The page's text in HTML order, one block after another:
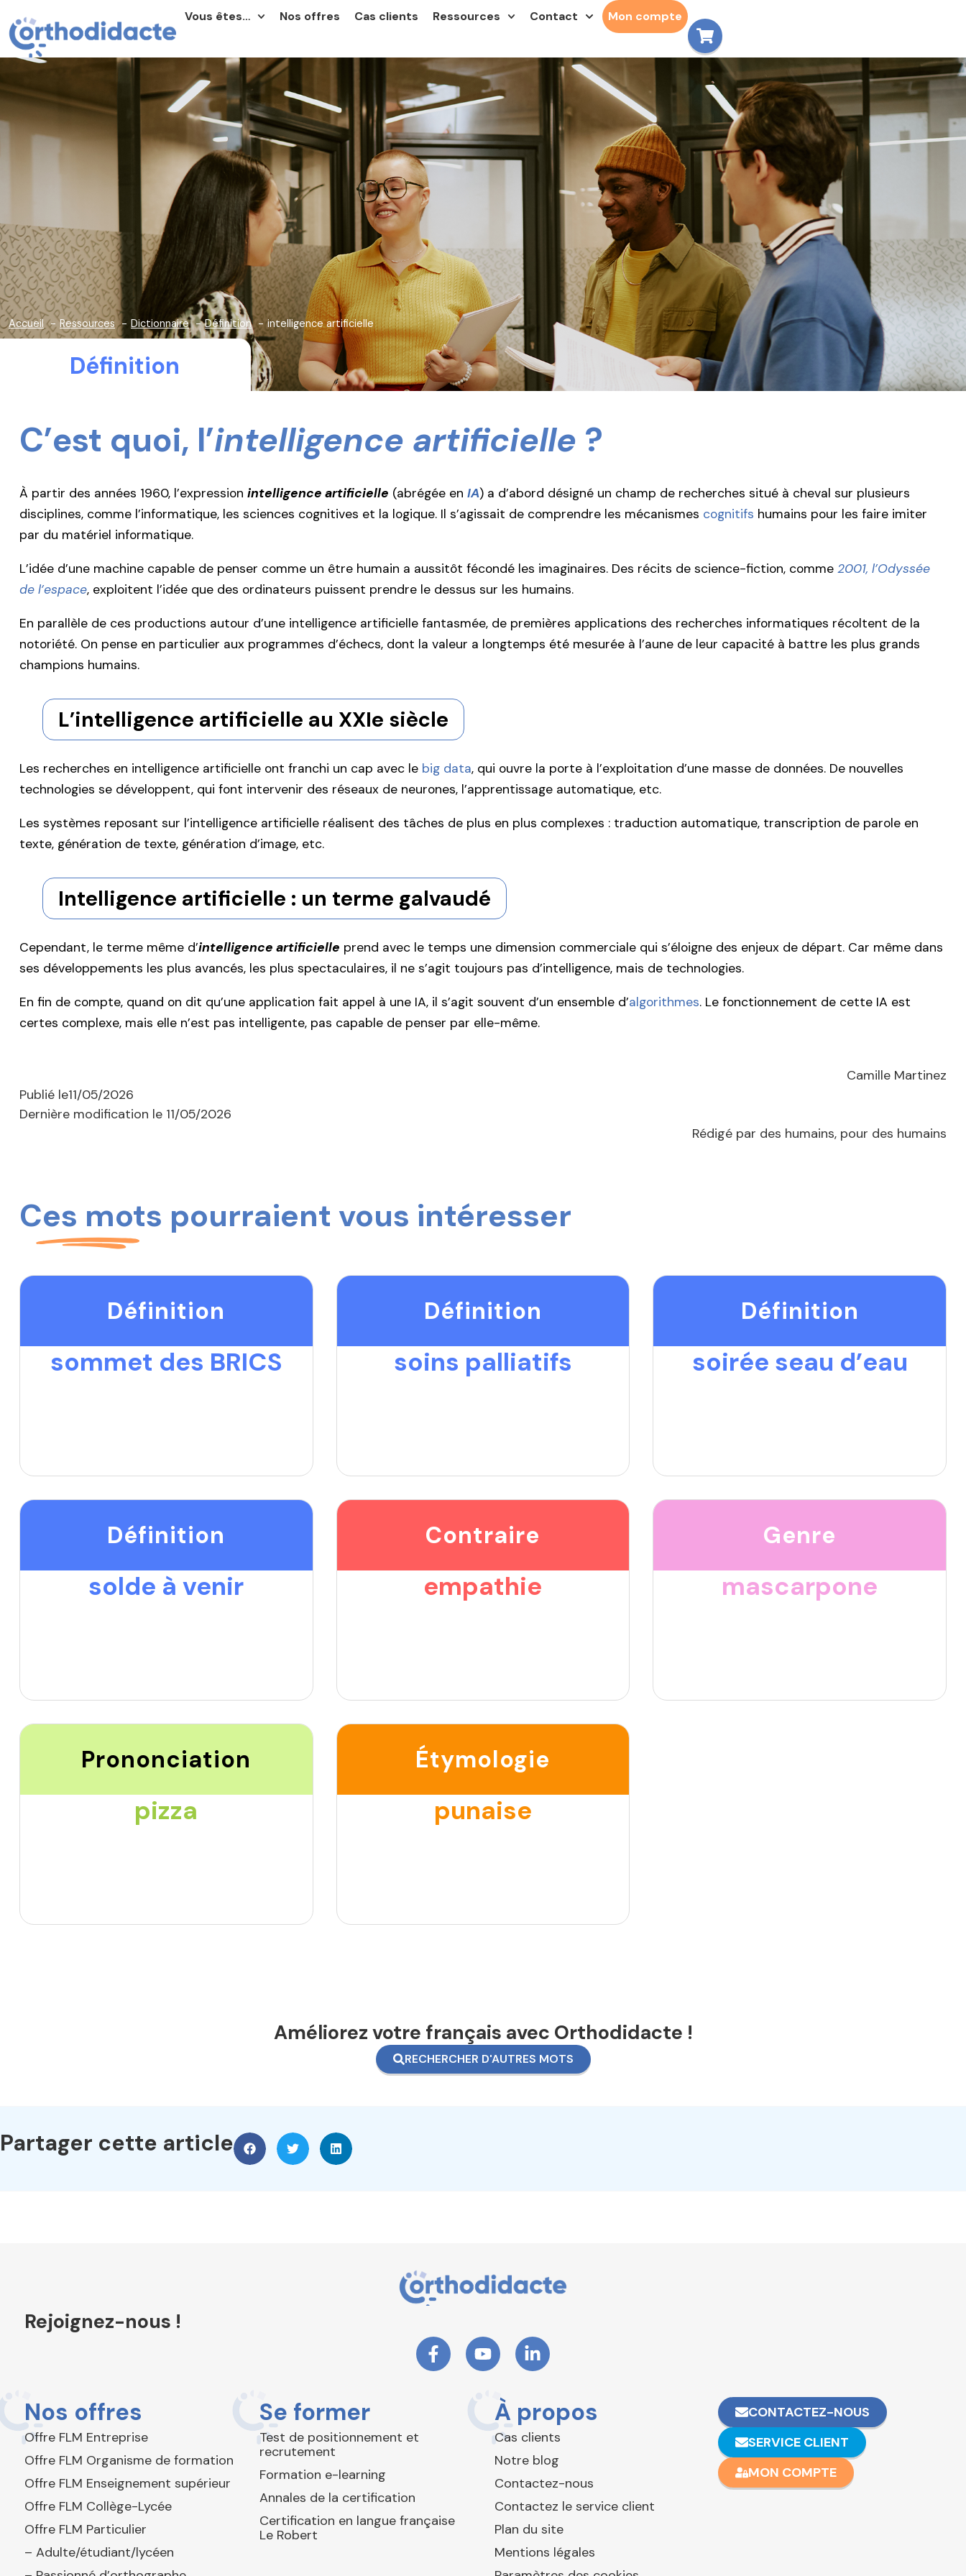
Vous êtes… Nos offres Cas clients Ressources Contact Mon compte
Accueil Ressources Dictionnaire Définition intelligence artificielle
Définition
C’est quoi, l’intelligence artificielle ?
À partir des années 1960, l’expression intelligence artificielle (abrégée en IA) a d’abord désigné un champ de recherches situé à cheval sur plusieurs
disciplines, comme l’informatique, les sciences cognitives et la logique. Il s’agissait de comprendre les mécanismes cognitifs humains pour les faire imiter
par du matériel informatique.
L’idée d’une machine capable de penser comme un être humain a aussitôt fécondé les imaginaires. Des récits de science-fiction, comme 2001, l’Odyssée
de l’espace, exploitent l’idée que des ordinateurs puissent prendre le dessus sur les humains.
En parallèle de ces productions autour d’une intelligence artificielle fantasmée, de premières applications des recherches informatiques récoltent de la
notoriété. On pense en particulier aux programmes d’échecs, dont la valeur a longtemps été mesurée à l’aune de leur capacité à battre les plus grands
champions humains.
L’intelligence artificielle au XXIe siècle
Les recherches en intelligence artificielle ont franchi un cap avec le big data, qui ouvre la porte à l’exploitation d’une masse de données. De nouvelles
technologies se développent, qui font intervenir des réseaux de neurones, l’apprentissage automatique, etc.
Les systèmes reposant sur l’intelligence artificielle réalisent des tâches de plus en plus complexes : traduction automatique, transcription de parole en
texte, génération de texte, génération d’image, etc.
Intelligence artificielle : un terme galvaudé
Cependant, le terme même d’intelligence artificielle prend avec le temps une dimension commerciale qui s’éloigne des enjeux de départ. Car même dans
ses développements les plus avancés, les plus spectaculaires, il ne s’agit toujours pas d’intelligence, mais de technologies.
En fin de compte, quand on dit qu’une application fait appel à une IA, il s’agit souvent d’un ensemble d’algorithmes. Le fonctionnement de cette IA est
certes complexe, mais elle n’est pas intelligente, pas capable de penser par elle-même.
Camille Martinez
Publié le11/05/2026
Dernière modification le 11/05/2026
Rédigé par des humains, pour des humains
Ces mots pourraient vous intéresser
Définition
sommet des BRICS
Définition
soins palliatifs
Définition
soirée seau d’eau
Définition
solde à venir
Contraire
empathie
Genre
mascarpone
Prononciation
pizza
Étymologie
punaise
Améliorez votre français avec Orthodidacte !
RECHERCHER D'AUTRES MOTS
Partager cette article
Rejoignez-nous !
Nos offres
Offre FLM Entreprise
Offre FLM Organisme de formation
Offre FLM Enseignement supérieur
Offre FLM Collège-Lycée
Offre FLM Particulier
– Adulte/étudiant/lycéen
Se former
Test de positionnement et
recrutement
Formation e-learning
Annales de la certification
Certification en langue française
Le Robert
À propos
Cas clients
Notre blog
Contactez-nous
Contactez le service client
Plan du site
Mentions légales
CONTACTEZ-NOUS
SERVICE CLIENT
MON COMPTE